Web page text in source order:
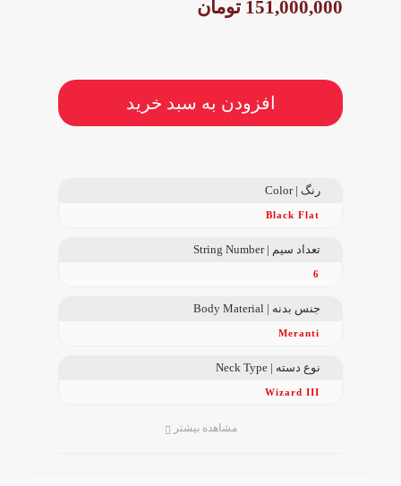
151,000,000 تومان
افزودن به سبد خرید
رنگ | Color
Black Flat
تعداد سیم | String Number
6
جنس بدنه | Body Material
Meranti
نوع دسته | Neck Type
Wizard III
مشاهده بیشتر